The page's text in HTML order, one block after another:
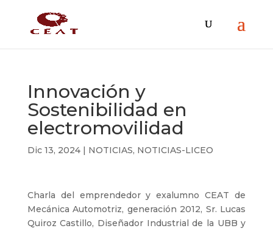
Innovación y
Sostenibilidad en
electromovilidad
Dic 13, 2024| NOTICIAS, NOTICIAS-LICEO
Charla del emprendedor y exalumno CEAT de
Mecánica Automotriz, generación 2012, Sr. Lucas
Quiroz Castillo, Diseñador Industrial de la UBB y